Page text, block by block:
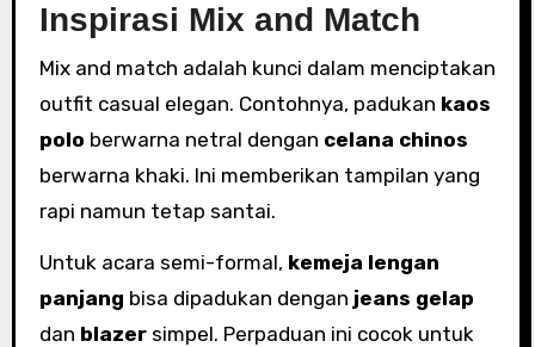
Inspirasi Mix and Match
Mix and match adalah kunci dalam menciptakan
outfit casual elegan. Contohnya, padukan kaos
polo berwarna netral dengan celana chinos
berwarna khaki. Ini memberikan tampilan yang
rapi namun tetap santai.
Untuk acara semi-formal, kemeja lengan
panjang bisa dipadukan dengan jeans gelap
dan blazersimpel. Perpaduan ini cocok untuk